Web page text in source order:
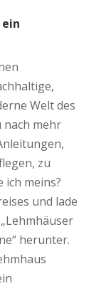
Welt des
nach mehr
zu
ich meins?
und lade
herunter.